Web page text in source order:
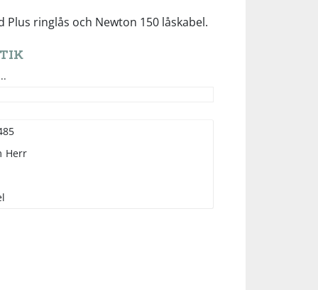
Plus ringlås och Newton 150 låskabel.
Herr